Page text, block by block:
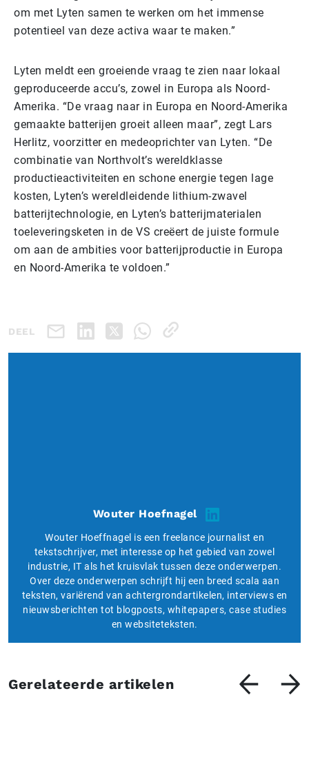
om met Lyten samen te werken om het immense
potentieel van deze activa waar te maken.”
Lyten meldt een groeiende vraag te zien naar lokaal
geproduceerde accu’s, zowel in Europa als Noord-
Amerika. “De vraag naar in Europa en Noord-Amerika
gemaakte batterijen groeit alleen maar”, zegt Lars
Herlitz, voorzitter en medeoprichter van Lyten. “De
combinatie van Northvolt’s wereldklasse
productieactiviteiten en schone energie tegen lage
kosten, Lyten’s wereldleidende lithium-zwavel
batterijtechnologie, en Lyten’s batterijmaterialen
toeleveringsketen in de VS creëert de juiste formule
om aan de ambities voor batterijproductie in Europa
en Noord-Amerika te voldoen.”
DEEL
Wouter Hoefnagel
Wouter Hoeffnagel is een freelance journalist en
tekstschrijver, met interesse op het gebied van zowel
industrie, IT als het kruisvlak tussen deze onderwerpen.
Over deze onderwerpen schrijft hij een breed scala aan
teksten, variërend van achtergrondartikelen, interviews en
nieuwsberichten tot blogposts, whitepapers, case studies
en websiteteksten.
Gerelateerde artikelen